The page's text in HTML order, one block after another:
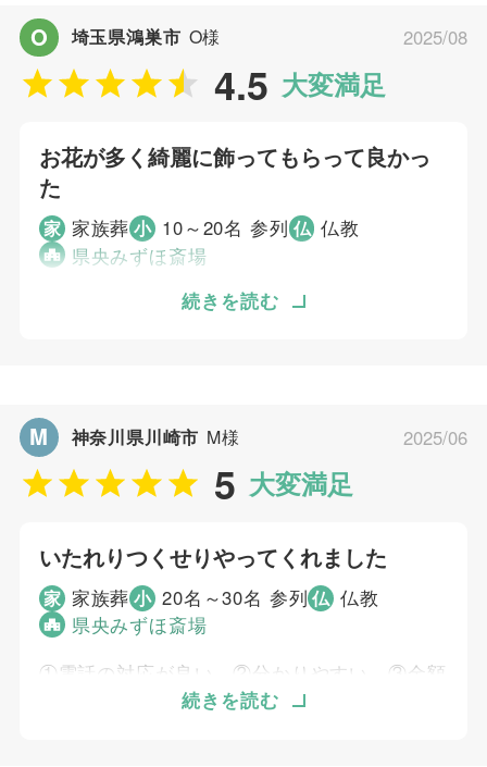
など、何事にも丁寧に接してくださり、安心感
を与えていただきました。たくさんのお花を棺
に入れさせてもらい、また家でも飾れるように
きれいな花束にしてご用意してくださり、感謝
個別評価
お問い合わせ対応
お迎え対応
打ち合わせの対応
むすびすの葬祭プランナー
4.5 大変満足
O 埼玉県鴻巣市 O様 2025/08
お花が多く綺麗に飾ってもらって良かっ
た
家 家族葬小 10～20名 参列 仏 仏教
県央みずほ斎場
急に亡くなったため、遺族としてはどうすれば
ため、近くで丁寧にサポートしてもらい、とて
も助かりました。喪主を初めて経験して不安な
気持ちがありましたが、良い対応で安心できま
した。
個別評価
お問い合わせ対応 5
ご葬儀当日の対応
続きを読む
5 大変満足
M 神奈川県川崎市 M様 2025/06
いたれりつくせりやってくれました
家 家族葬小 20名～30名 参列仏 仏教
県央みずほ斎場
①電話の対応が良い、②分かりやすい、③金額
も分かりやすい、④安置所の料金の安い所を選
続きを読む